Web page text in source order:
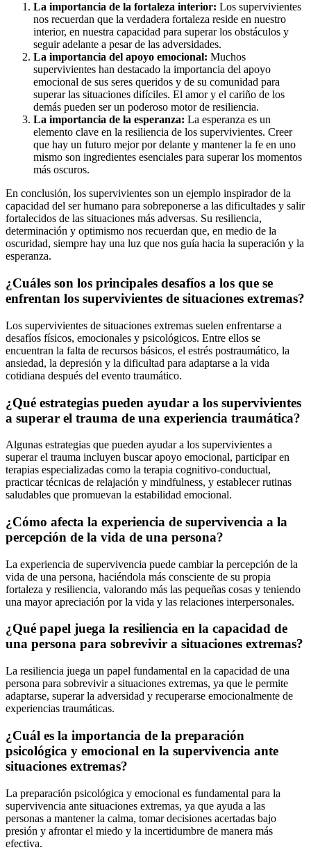
La importancia de la fortaleza interior: Los supervivientes
nos recuerdan que la verdadera fortaleza reside en nuestro
interior, en nuestra capacidad para superar los obstáculos y
seguir adelante a pesar de las adversidades.
La importancia del apoyo emocional: Muchos
supervivientes han destacado la importancia del apoyo
emocional de sus seres queridos y de su comunidad para
superar las situaciones difíciles. El amor y el cariño de los
demás pueden ser un poderoso motor de resiliencia.
La importancia de la esperanza: La esperanza es un
elemento clave en la resiliencia de los supervivientes. Creer
que hay un futuro mejor por delante y mantener la fe en uno
mismo son ingredientes esenciales para superar los momentos
más oscuros.
En conclusión, los supervivientes son un ejemplo inspirador de la
capacidad del ser humano para sobreponerse a las dificultades y salir
fortalecidos de las situaciones más adversas. Su resiliencia,
determinación y optimismo nos recuerdan que, en medio de la
oscuridad, siempre hay una luz que nos guía hacia la superación y la
esperanza.
¿Cuáles son los principales desafíos a los que se
enfrentan los supervivientes de situaciones extremas?
Los supervivientes de situaciones extremas suelen enfrentarse a
desafíos físicos, emocionales y psicológicos. Entre ellos se
encuentran la falta de recursos básicos, el estrés postraumático, la
ansiedad, la depresión y la dificultad para adaptarse a la vida
cotidiana después del evento traumático.
¿Qué estrategias pueden ayudar a los supervivientes
a superar el trauma de una experiencia traumática?
Algunas estrategias que pueden ayudar a los supervivientes a
superar el trauma incluyen buscar apoyo emocional, participar en
terapias especializadas como la terapia cognitivo-conductual,
practicar técnicas de relajación y mindfulness, y establecer rutinas
saludables que promuevan la estabilidad emocional.
¿Cómo afecta la experiencia de supervivencia a la
percepción de la vida de una persona?
La experiencia de supervivencia puede cambiar la percepción de la
vida de una persona, haciéndola más consciente de su propia
fortaleza y resiliencia, valorando más las pequeñas cosas y teniendo
una mayor apreciación por la vida y las relaciones interpersonales.
¿Qué papel juega la resiliencia en la capacidad de
una persona para sobrevivir a situaciones extremas?
La resiliencia juega un papel fundamental en la capacidad de una
persona para sobrevivir a situaciones extremas, ya que le permite
adaptarse, superar la adversidad y recuperarse emocionalmente de
experiencias traumáticas.
¿Cuál es la importancia de la preparación
psicológica y emocional en la supervivencia ante
situaciones extremas?
La preparación psicológica y emocional es fundamental para la
supervivencia ante situaciones extremas, ya que ayuda a las
personas a mantener la calma, tomar decisiones acertadas bajo
presión y afrontar el miedo y la incertidumbre de manera más
efectiva.